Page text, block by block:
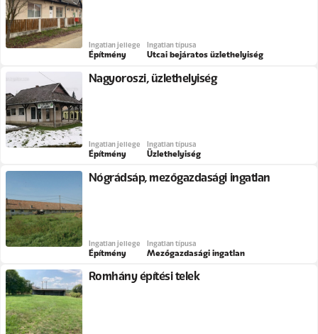
Ingatlan jellege
Építmény
Ingatlan típusa
Utcai bejáratos üzlethelyiség
Nagyoroszi, üzlethelyiség
Ingatlan jellege
Építmény
Ingatlan típusa
Üzlethelyiség
Nógrádsáp, mezőgazdasági ingatlan
Ingatlan jellege
Építmény
Ingatlan típusa
Mezőgazdasági ingatlan
Romhány építési telek